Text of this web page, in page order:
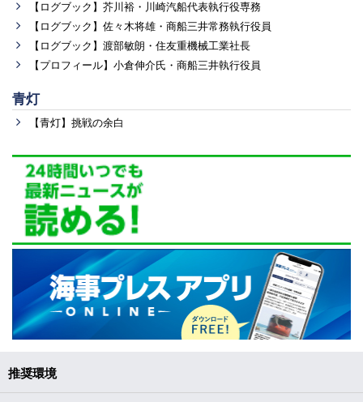
【ログブック】芥川裕・川崎汽船代表執行役専務
【ログブック】佐々木将雄・商船三井常務執行役員
【ログブック】渡部敏朗・住友重機械工業社長
【プロフィール】小倉伸介氏・商船三井執行役員
青灯
【青灯】挑戦の余白
推奨環境